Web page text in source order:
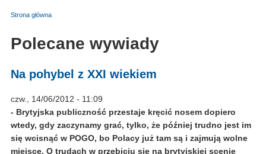
Strona główna
Polecane wywiady
Na pohybel z XXI wiekiem
czw., 14/06/2012 - 11:09
- Brytyjska publiczność przestaje kręcić nosem dopiero
wtedy, gdy zaczynamy grać, tylko, że później trudno jest im
się wcisnąć w POGO, bo Polacy już tam są i zajmują wolne
miejsce. O trudach w przebiciu się na brytyjskiej scenie